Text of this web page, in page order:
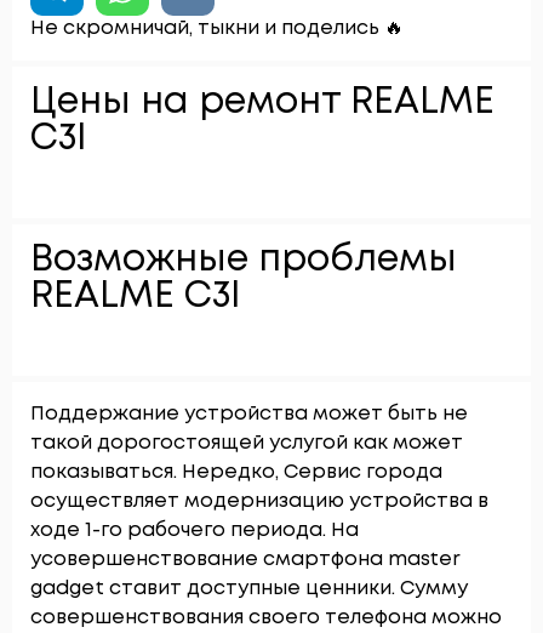
Не скромничай, тыкни и поделись 🔥
Цены на ремонт REALME
C3I
Возможные проблемы
REALME C3I
Поддержание устройства может быть не
такой дорогостоящей услугой как может
показываться. Нередко, Сервис города
осуществляет модернизацию устройства в
ходе 1-го рабочего периода. На
усовершенствование смартфона master
gadget ставит доступные ценники. Сумму
совершенствования своего телефона можно